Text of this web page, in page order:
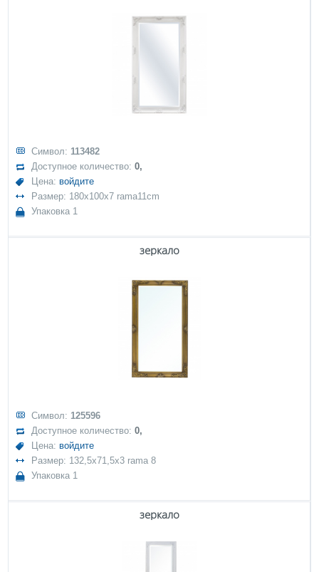
Символ: 113482
Доступное количество:0,
Цена: войдите
Размер: 180x100x7 rama11cm
Упаковка 1
зеркало
Символ: 125596
Доступное количество:0,
Цена: войдите
Размер: 132,5x71,5x3 rama 8
Упаковка 1
зеркало